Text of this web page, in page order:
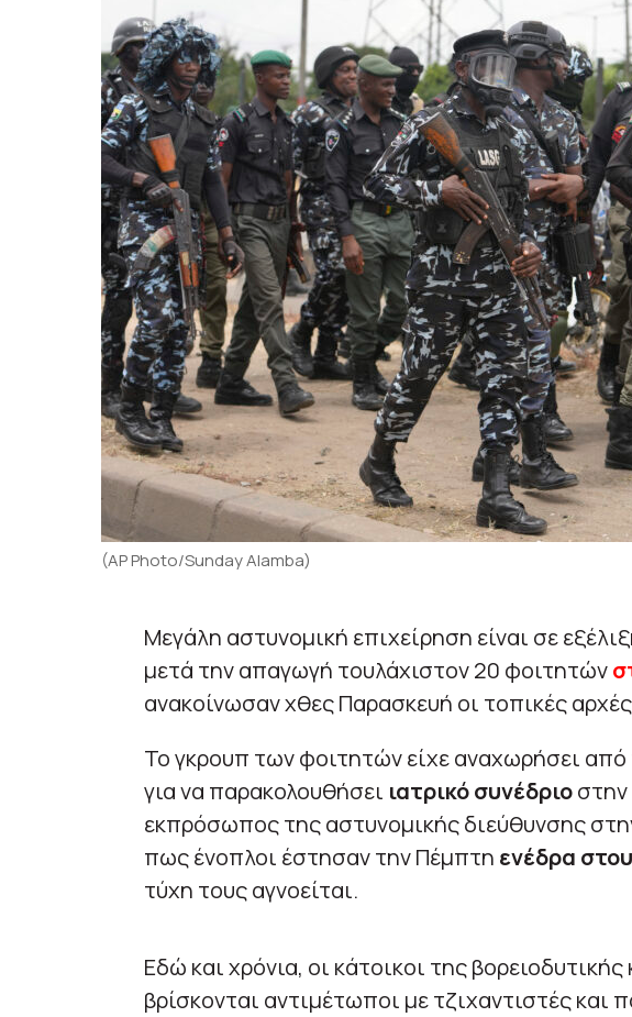
(AP Photo/Sunday Alamba)
Μεγάλη αστυνομική επιχείρηση είναι σε
μετά την απαγωγή τουλάχιστον 20 φοιτητών
ανακοίνωσαν χθες Παρασκευή οι τοπικές
Το γκρουπ των φοιτητών είχε αναχωρήσει
για να παρακολουθήσει ιατρικό συνέδριοστην
εκπρόσωπος της αστυνομικής διεύθυνσης
πως ένοπλοι έστησαν την Πέμπτη ενέδρα
τύχη τους αγνοείται.
Εδώ και χρόνια, οι κάτοικοι της βορειοδυτικής
βρίσκονται αντιμέτωποι με τζιχαντιστές και